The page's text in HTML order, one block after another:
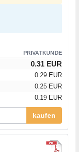
PRIVATKUNDE
0.31 EUR
0.29 EUR
0.25 EUR
0.19 EUR
kaufen